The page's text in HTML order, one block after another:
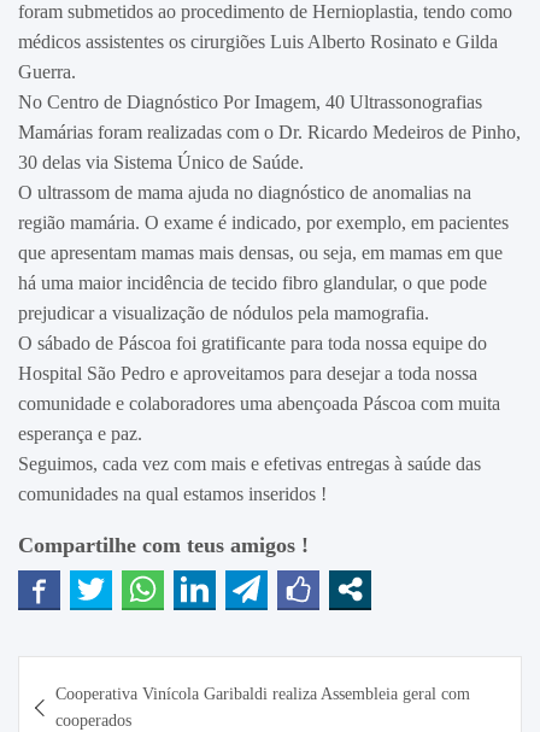
foram submetidos ao procedimento de Hernioplastia, tendo como
médicos assistentes os cirurgiões Luis Alberto Rosinato e Gilda
Guerra.
No Centro de Diagnóstico Por Imagem, 40 Ultrassonografias
Mamárias foram realizadas com o Dr. Ricardo Medeiros de Pinho,
30 delas via Sistema Único de Saúde.
O ultrassom de mama ajuda no diagnóstico de anomalias na
região mamária. O exame é indicado, por exemplo, em pacientes
que apresentam mamas mais densas, ou seja, em mamas em que
há uma maior incidência de tecido fibro glandular, o que pode
prejudicar a visualização de nódulos pela mamografia.
O sábado de Páscoa foi gratificante para toda nossa equipe do
Hospital São Pedro e aproveitamos para desejar a toda nossa
comunidade e colaboradores uma abençoada Páscoa com muita
esperança e paz.
Seguimos, cada vez com mais e efetivas entregas à saúde das
comunidades na qual estamos inseridos !
Compartilhe com teus amigos !
de
Cooperativa Vinícola Garibaldi realiza Assembleia geral com
cooperados